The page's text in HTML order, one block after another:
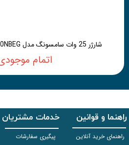
شارژر 25 وات سامسونگ مدل EP-TA800NBEG (کپی A)
اتمام
راهنما و قوانین
راهنمای خرید آنلاین
خدمات مشتریان
پیگیری سفارشات